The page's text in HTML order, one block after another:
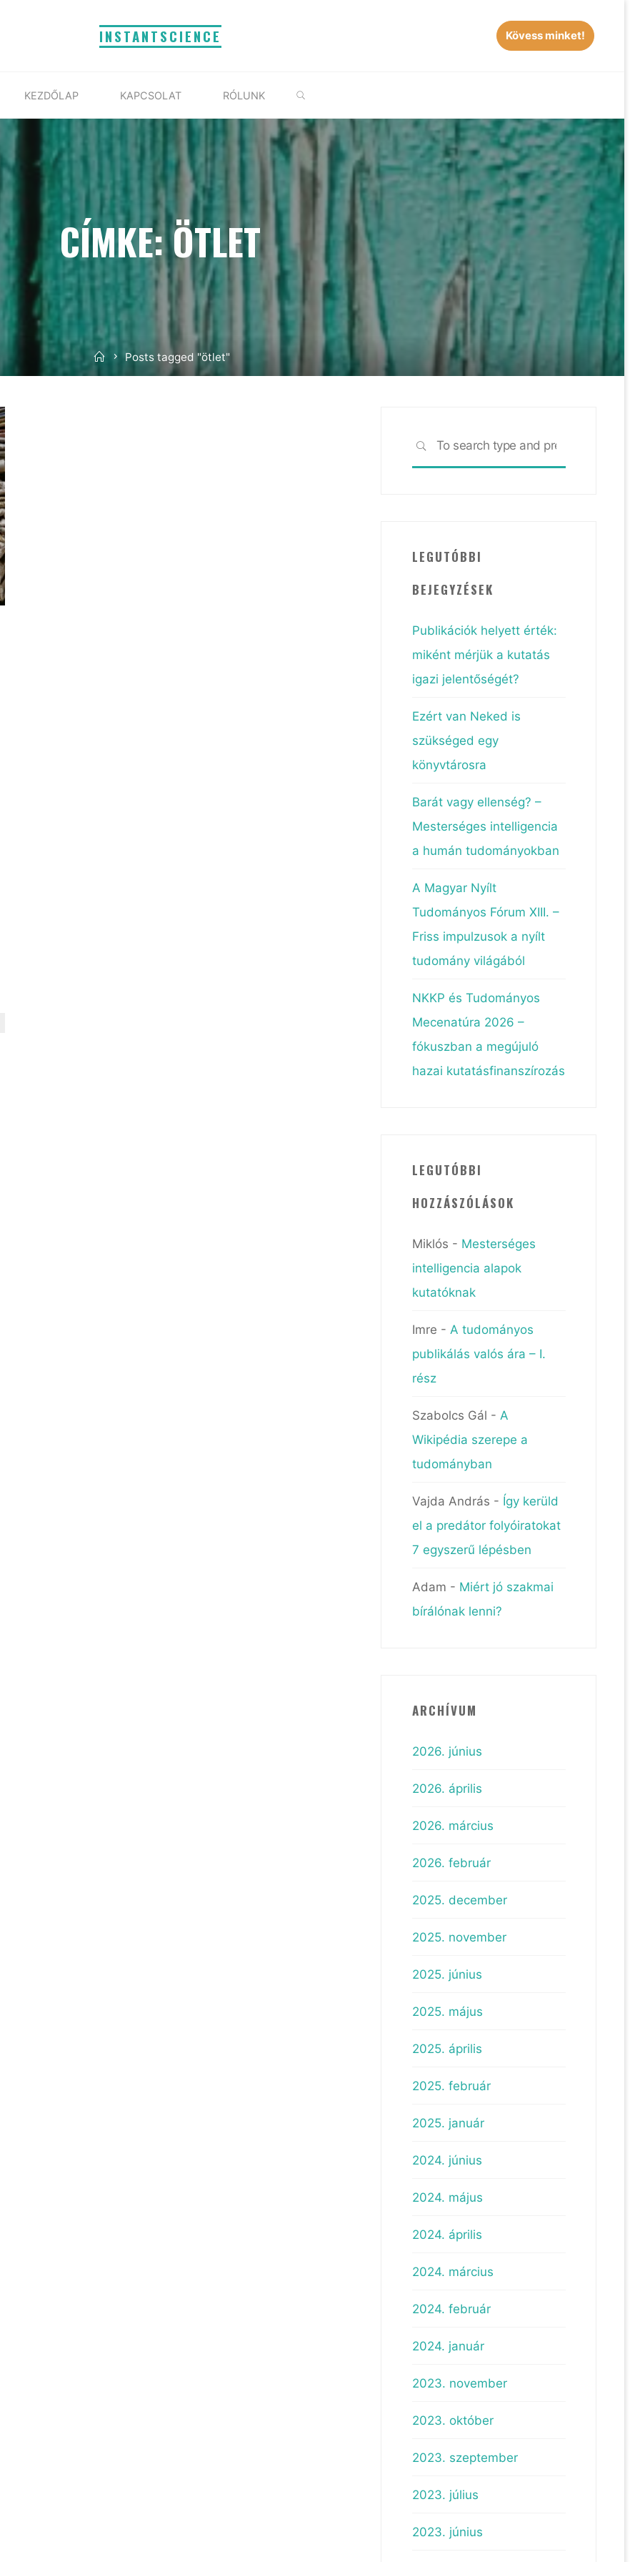
INSTANTSCIENCE Kövess minket!
KEZDŐLAP KAPCSOLAT RÓLUNK
CÍMKE: ÖTLET
HomePosts tagged "ötlet"
SEARCH
LEGUTÓBBI
BEJEGYZÉSEK
Publikációk helyett érték:
miként mérjük a kutatás
igazi jelentőségét?
Ezért van Neked is
szükséged egy
könyvtárosra
Barát vagy ellenség? –
Mesterséges intelligencia
a humán tudományokban
A Magyar Nyílt
Tudományos Fórum XIII. –
Friss impulzusok a nyílt
tudomány világából
NKKP és Tudományos
Mecenatúra 2026 –
fókuszban a megújuló
hazai kutatásfinanszírozás
LEGUTÓBBI
HOZZÁSZÓLÁSOK
Miklós - Mesterséges
intelligencia alapok
kutatóknak
Imre - A tudományos
publikálás valós ára – I.
rész
Szabolcs Gál - A
Wikipédia szerepe a
tudományban
Vajda András - Így kerüld
el a predátor folyóiratokat
7 egyszerű lépésben
Adam - Miért jó szakmai
bírálónak lenni?
ARCHÍVUM
2026. június
2026. április
2026. március
2026. február
2025. december
2025. november
2025. június
2025. május
2025. április
2025. február
2025. január
2024. június
2024. május
2024. április
2024. március
2024. február
2024. január
2023. november
2023. október
2023. szeptember
2023. július
2023. június